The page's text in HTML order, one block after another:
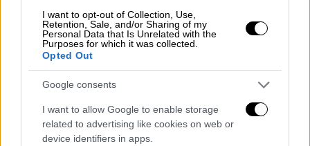
I want to opt-out of Collection, Use,
Retention, Sale, and/or Sharing of my
Personal Data that Is Unrelated with the
Purposes for which it was collected.
Opted Out
Google consents
I want to allow Google to enable storage
related to advertising like cookies on web or
device identifiers in apps.
Άμεσα στήθηκε μεγάλη επιχείρηση για τη
μεταφορά του αγοριού, στοΚαραμανδάνειο
και παρά τη μεγάλη μάχη των γιατρών, το
παιδάκι δεν κατάφερε να κρατηθεί στη ζωή,
όπως μεταδίδει το tempo24.news.